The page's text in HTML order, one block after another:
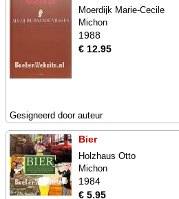
Moerdijk Marie-Cecile
Michon
1988
€ 12.95
Gesigneerd door auteur
Bier
Holzhaus Otto
Michon
1984
€ 5.95